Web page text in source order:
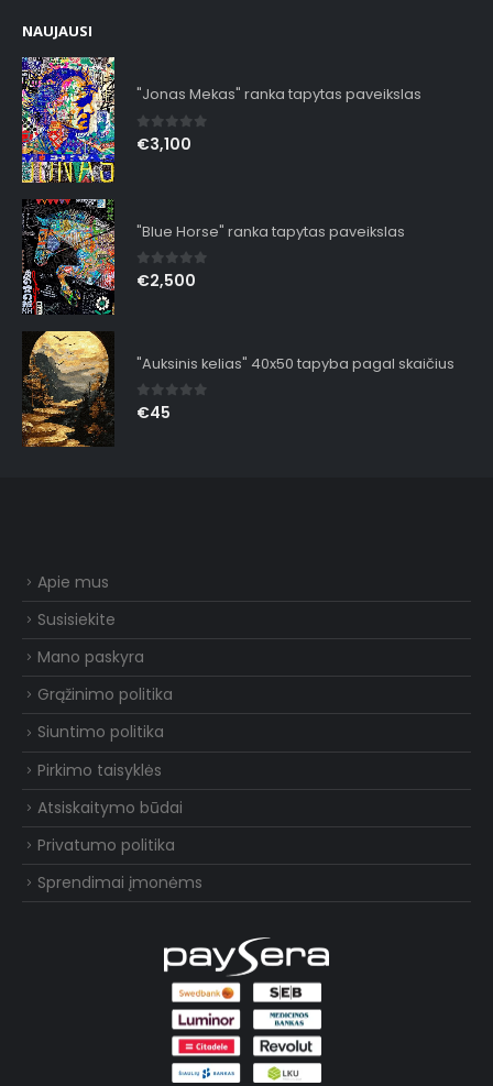
NAUJAUSI
"Jonas Mekas" ranka tapytas paveikslas
0out of 5
€3,100
"Blue Horse" ranka tapytas paveikslas
0out of 5
€2,500
"Auksinis kelias" 40x50 tapyba pagal skaičius
0out of 5
€45
Apie mus
Susisiekite
Mano paskyra
Grąžinimo politika
Siuntimo politika
Pirkimo taisyklės
Atsiskaitymo būdai
Privatumo politika
Sprendimai įmonėms